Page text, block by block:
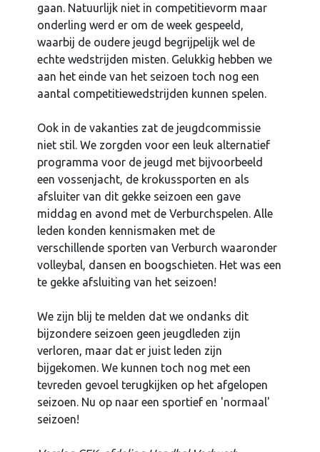
gaan. Natuurlijk niet in competitievorm maar
onderling werd er om de week gespeeld,
waarbij de oudere jeugd begrijpelijk wel de
echte wedstrijden misten. Gelukkig hebben we
aan het einde van het seizoen toch nog een
aantal competitiewedstrijden kunnen spelen.
Ook in de vakanties zat de jeugdcommissie
niet stil. We zorgden voor een leuk alternatief
programma voor de jeugd met bijvoorbeeld
een vossenjacht, de krokussporten en als
afsluiter van dit gekke seizoen een gave
middag en avond met de Verburchspelen. Alle
leden konden kennismaken met de
verschillende sporten van Verburch waaronder
volleybal, dansen en boogschieten. Het was een
te gekke afsluiting van het seizoen!
We zijn blij te melden dat we ondanks dit
bijzondere seizoen geen jeugdleden zijn
verloren, maar dat er juist leden zijn
bijgekomen. We kunnen toch nog met een
tevreden gevoel terugkijken op het afgelopen
seizoen. Nu op naar een sportief en 'normaal'
seizoen!